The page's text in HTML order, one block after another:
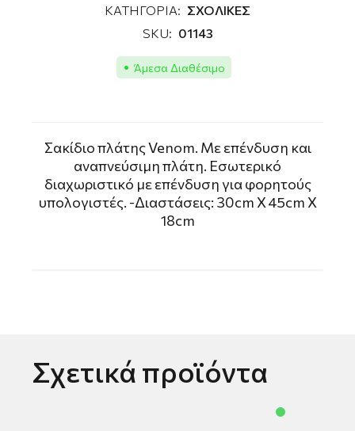
ΚΑΤΗΓΟΡΙΑ: ΣΧΟΛΙΚΕΣ
SKU: 01143
Άμεσα Διαθέσιμο
Σακίδιο πλάτης Venom. Mε επένδυση και
αναπνεύσιμη πλάτη. Εσωτερικό
διαχωριστικό με επένδυση για φορητούς
υπολογιστές. -Διαστάσεις: 30cm X 45cm X
18cm
Σχετικά προϊόντα